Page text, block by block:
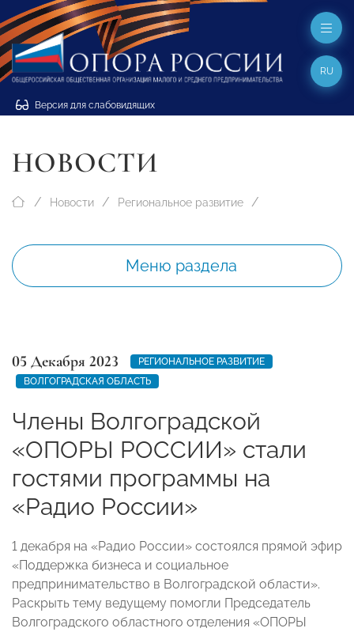
Версия для слабовидящих
RU
НОВОСТИ
Новости Региональное развитие
Меню раздела
05 Декабря 2023
РЕГИОНАЛЬНОЕ РАЗВИТИЕ
ВОЛГОГРАДСКАЯ ОБЛАСТЬ
Члены Волгоградской
«ОПОРЫ РОССИИ» стали
гостями программы на
«Радио России»
1 декабря на «Радио России» состоялся прямой эфир
«Поддержка бизнеса и социальное
предпринимательство в Волгоградской области».
Раскрыть тему ведущему помогли Председатель
Волгоградского областного отделения «ОПОРЫ